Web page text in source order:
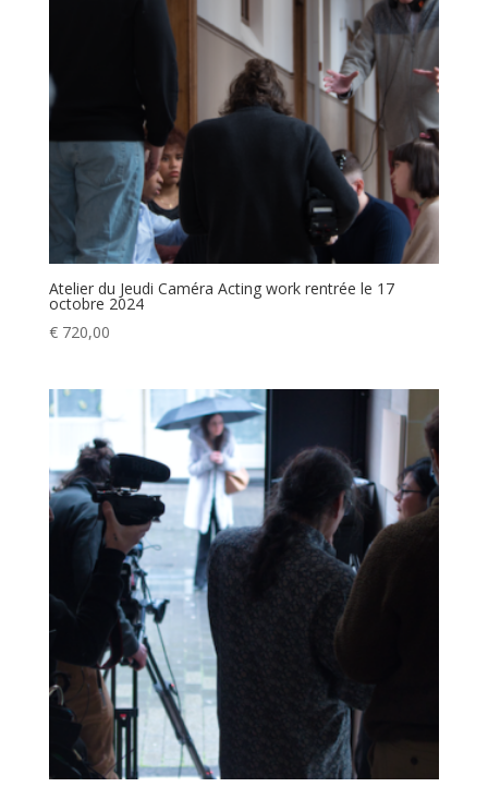
Atelier du Jeudi Caméra Acting work rentrée le 17
octobre 2024
€720,00